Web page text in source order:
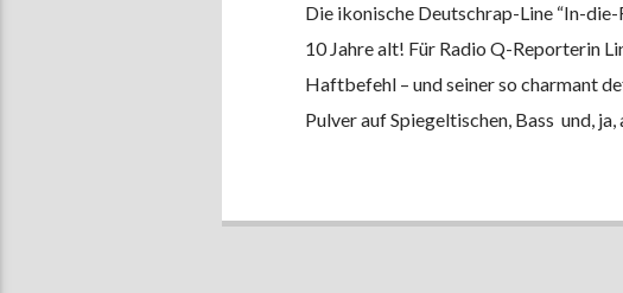
Die ikonische Deutschrap-Line “In-
10 Jahre alt! Für Radio Q-Reporterin
Haftbefehl – und seiner so charmant
Pulver auf Spiegeltischen, Bass und,